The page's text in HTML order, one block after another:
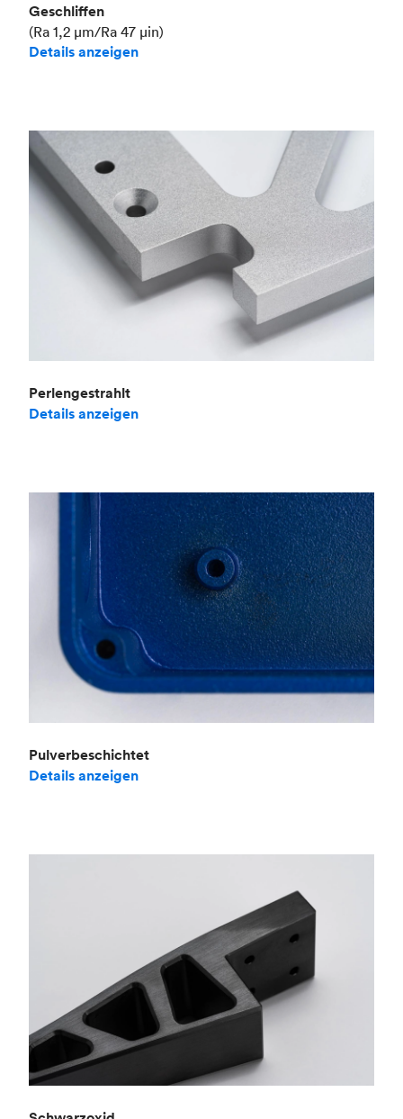
Geschliffen
(Ra 1,2 μm/Ra 47 μin)
Details anzeigen
Perlengestrahlt
Details anzeigen
Pulverbeschichtet
Details anzeigen